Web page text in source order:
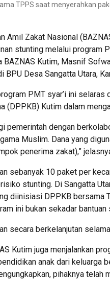
TPPS saat menyerahkan
Amil Zakat Nasional
stunting melalui program
BAZNAS Kutim, Masnif
BPU Desa Sangatta Utara,
PMT syar’i ini
(DPPKB) Kutim dalam
pemerintah dengan
Muslim. Dana yang
penerima zakat),”
sebanyak 10 paket per
stunting. Di Sangatta
diinisiasi DPPKB bersama
ini bukan sekadar bantuan
secara berkelanjutan
Kutim juga menjalankan
anak dari keluarga
pihaknya telah